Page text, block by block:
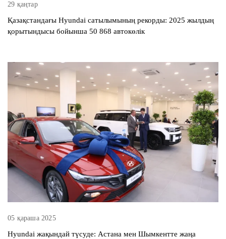
29 қаңтар
Қазақстандағы Hyundai сатылымының рекорды: 2025 жылдың
қорытындысы бойынша 50 868 автокөлік
05 қараша 2025
Hyundai жақындай түсуде: Астана мен Шымкентте жаңа